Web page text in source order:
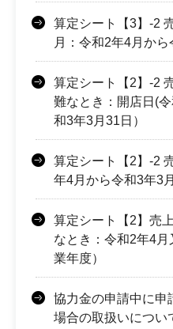
算定シート【3】-2
月：令和2年4月から
算定シート【2】-2
難なとき：開店日(
和3年3月31日）
算定シート【2】-2
年4月から令和3年3
算定シート【2】売
なとき：令和2年4
業年度）
協力金の申請中に申
場合の取扱いについ